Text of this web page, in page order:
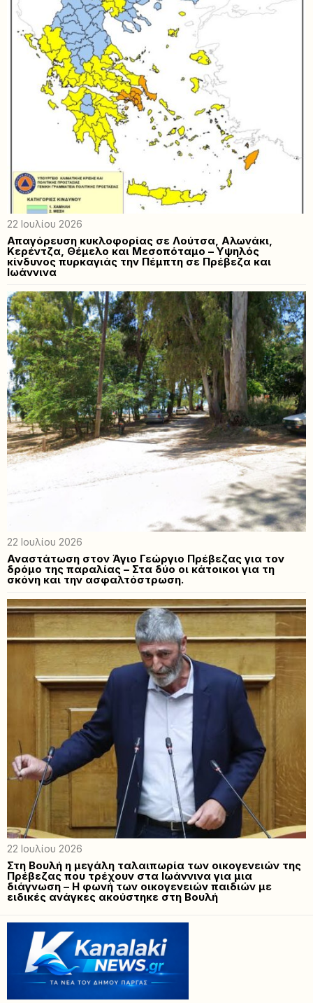
22 Ιουλίου 2026
Απαγόρευση κυκλοφορίας σε Λούτσα, Αλωνάκι,
Κερέντζα, Θέμελο και Μεσοπόταμο – Υψηλός
κίνδυνος πυρκαγιάς την Πέμπτη σε Πρέβεζα και
Ιωάννινα
22 Ιουλίου 2026
Αναστάτωση στον Άγιο Γεώργιο Πρέβεζας για τον
δρόμο της παραλίας – Στα δύο οι κάτοικοι για τη
σκόνη και την ασφαλτόστρωση.
22 Ιουλίου 2026
Στη Βουλή η μεγάλη ταλαιπωρία των οικογενειών της
Πρέβεζας που τρέχουν στα Ιωάννινα για μια
διάγνωση – Η φωνή των οικογενειών παιδιών με
ειδικές ανάγκες ακούστηκε στη Βουλή